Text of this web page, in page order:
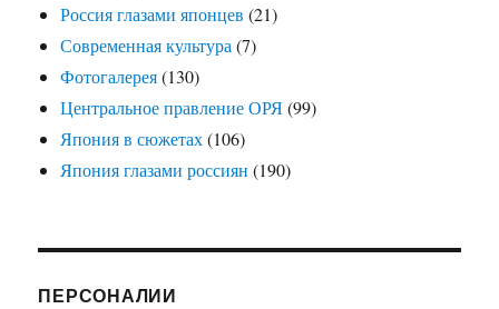
Россия глазами японцев (21)
Современная культура (7)
Фотогалерея(130)
Центральное правление ОРЯ(99)
Япония в сюжетах(106)
Япония глазами россиян (190)
ПЕРСОНАЛИИ